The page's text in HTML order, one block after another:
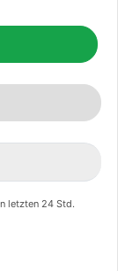
letzten 24 Std.